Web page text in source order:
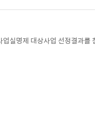
실명제 대상사업 선정결과를